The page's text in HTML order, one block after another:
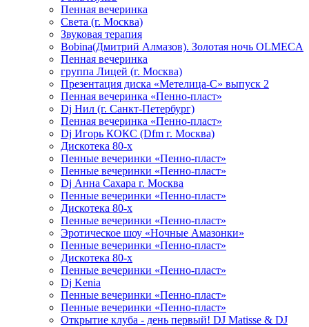
Пенная вечеринка
Света (г. Москва)
Звуковая терапия
Bobina(Дмитрий Алмазов). Золотая ночь OLMECA
Пенная вечеринка
группа Лицей (г. Москва)
Презентация диска «Метелица-С» выпуск 2
Пенная вечеринка «Пенно-пласт»
Dj Нил (г. Санкт-Петербург)
Пенная вечеринка «Пенно-пласт»
Dj Игорь КОКС (Dfm г. Москва)
Дискотека 80-х
Пенные вечеринки «Пенно-пласт»
Пенные вечеринки «Пенно-пласт»
Dj Анна Сахара г. Москва
Пенные вечеринки «Пенно-пласт»
Дискотека 80-х
Пенные вечеринки «Пенно-пласт»
Эротическое шоу «Ночные Амазонки»
Пенные вечеринки «Пенно-пласт»
Дискотека 80-х
Пенные вечеринки «Пенно-пласт»
Dj Kenia
Пенные вечеринки «Пенно-пласт»
Пенные вечеринки «Пенно-пласт»
Открытие клуба - день первый! DJ Matisse & DJ